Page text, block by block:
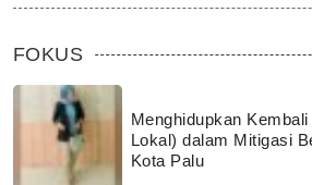
FOKUS
Menghidupkan Kembali
Lokal) dalam Mitigasi
Kota Palu